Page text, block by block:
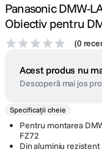
Panasonic DMW-
Obiectiv pentru
(0
Acest produs nu
Descoperă mai jos
Specificații cheie
Pentru montarea
FZ72
Din aluminiu rezistent